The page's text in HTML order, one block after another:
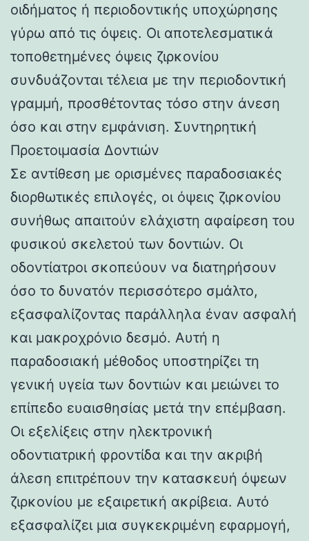
οιδήματος ή περιοδοντικής υποχώρησης
γύρω από τις όψεις. Οι αποτελεσματικά
τοποθετημένες όψεις ζιρκονίου
συνδυάζονται τέλεια με την περιοδοντική
γραμμή, προσθέτοντας τόσο στην άνεση
όσο και στην εμφάνιση. Συντηρητική
Προετοιμασία Δοντιών
Σε αντίθεση με ορισμένες παραδοσιακές
διορθωτικές επιλογές, οι όψεις ζιρκονίου
συνήθως απαιτούν ελάχιστη αφαίρεση του
φυσικού σκελετού των δοντιών. Οι
οδοντίατροι σκοπεύουν να διατηρήσουν
όσο το δυνατόν περισσότερο σμάλτο,
εξασφαλίζοντας παράλληλα έναν ασφαλή
και μακροχρόνιο δεσμό. Αυτή η
παραδοσιακή μέθοδος υποστηρίζει τη
γενική υγεία των δοντιών και μειώνει το
επίπεδο ευαισθησίας μετά την επέμβαση.
Οι εξελίξεις στην ηλεκτρονική
οδοντιατρική φροντίδα και την ακριβή
άλεση επιτρέπουν την κατασκευή όψεων
ζιρκονίου με εξαιρετική ακρίβεια. Αυτό
εξασφαλίζει μια συγκεκριμένη εφαρμογή,